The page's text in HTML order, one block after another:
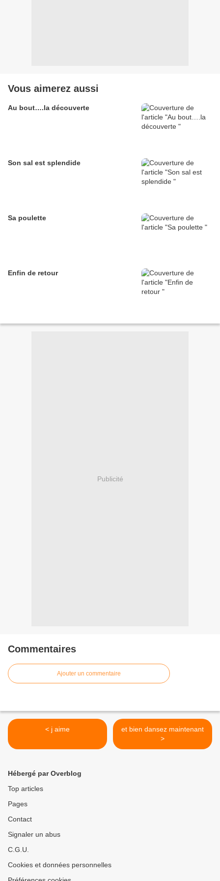
Vous aimerez aussi
Au bout….la découverte
Son sal est splendide
Sa poulette
Enfin de retour
Publicité
Commentaires
Ajouter un commentaire
< j aime
et bien dansez maintenant
>
Hébergé par Overblog
Top articles
Pages
Contact
Signaler un abus
C.G.U.
Cookies et données personnelles